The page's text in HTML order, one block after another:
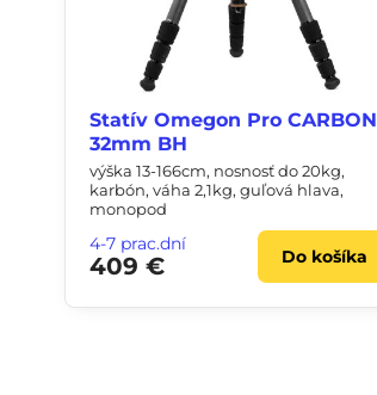
Statív Omegon Pro CARBON
32mm BH
výška 13-166cm, nosnosť do 20kg,
karbón, váha 2,1kg, guľová hlava,
monopod
4-7 prac.dní
409 € Do košíka